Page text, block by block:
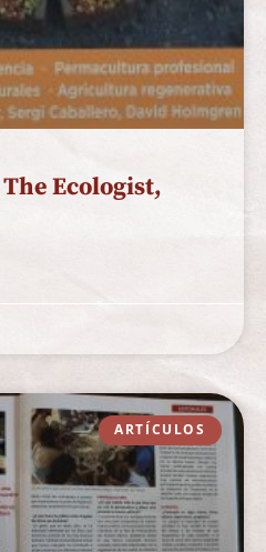
Ecologist,
ARTÍCULOS